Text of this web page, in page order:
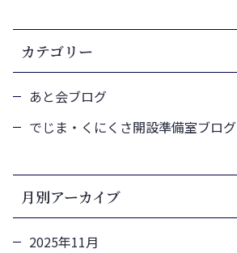
カテゴリー
あと会ブログ
でじま・くにくさ開設準備室ブログ
月別アーカイブ
2025年11月